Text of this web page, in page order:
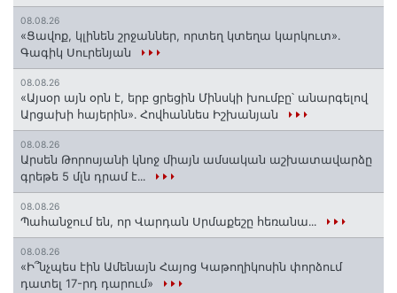
08.08.26
«Ցավոք, կլինեն շրջաններ, որտեղ կտեղա կարկուտ»․
Գագիկ Սուրենյան
08.08.26
«Այսօր այն օրն է, երբ ցրեցին Մինսկի խումբը՝ անարգելով
Արցախի հայերին»․ Հովհաննես Իշխանյան
08.08.26
Արսեն Թորոսյանի կնոջ միայն ամսական աշխատավարձը
գրեթե 5 մլն դրամ է․․․
08.08.26
Պահանջում են, որ Վարդան Սրմաքեշը հեռանա․․․
08.08.26
«Ի՞նչպես էին Ամենայն Հայոց Կաթողիկոսին փորձում
դատել 17-րդ դարում»